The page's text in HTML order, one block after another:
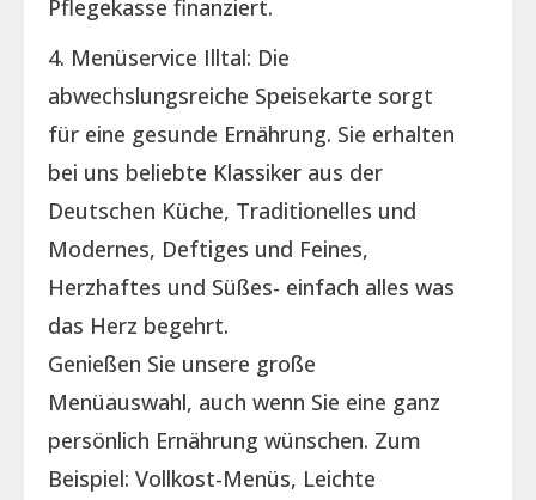
Pflegekasse finanziert.
4. Menüservice Illtal: Die
abwechslungsreiche Speisekarte sorgt
für eine gesunde Ernährung. Sie erhalten
bei uns beliebte Klassiker aus der
Deutschen Küche, Traditionelles und
Modernes, Deftiges und Feines,
Herzhaftes und Süßes- einfach alles was
das Herz begehrt.
Genießen Sie unsere große
Menüauswahl, auch wenn Sie eine ganz
persönlich Ernährung wünschen. Zum
Beispiel: Vollkost-Menüs, Leichte